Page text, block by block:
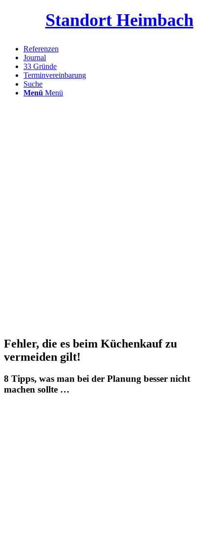
Standort Heimbach
Referenzen
Journal
33 Gründe
Terminvereinbarung
Suche
Menü Menü
Fehler, die es beim Küchenkauf zu
vermeiden gilt!
8 Tipps, was man bei der Planung besser nicht
machen sollte …